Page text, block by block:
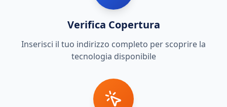
Verifica Copertura
Inserisci il tuo indirizzo completo per scoprire la
tecnologia disponibile